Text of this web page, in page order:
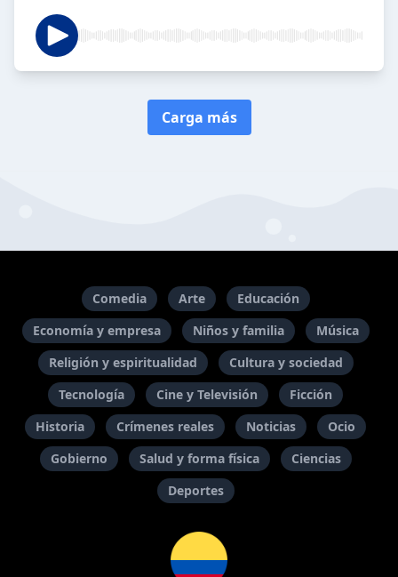
Carga más
Comedia Arte
Educación
Economía y empresa
Niños y familia
Música
Religión y espiritualidad
Cultura y sociedad
Tecnología
Cine y Televisión
Ficción
Historia
Crímenes reales Noticias
Ocio
Gobierno
Salud y forma física
Ciencias
Deportes